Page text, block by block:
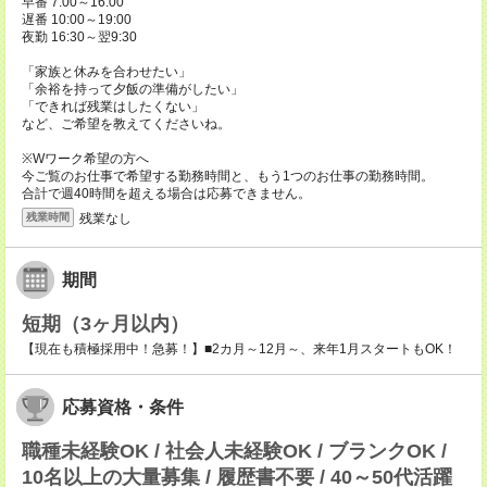
遅番 10:00～19:00
夜勤 16:30～翌9:30
「家族と休みを合わせたい」
「余裕を持って夕飯の準備がしたい」
「できれば残業はしたくない」
など、ご希望を教えてくださいね。
※Wワーク希望の方へ
今ご覧のお仕事で希望する勤務時間と、もう1つのお仕事の勤務時間。
合計で週40時間を超える場合は応募できません。
残業時間 残業なし
期間
短期（3ヶ月以内）
【現在も積極採用中！急募！】■2カ月～12月～、来年1月スタートもOK！
応募資格・条件
職種未経験OK / 社会人未経験OK / ブランクOK /
10名以上の大量募集 / 履歴書不要 / 40～50代活躍